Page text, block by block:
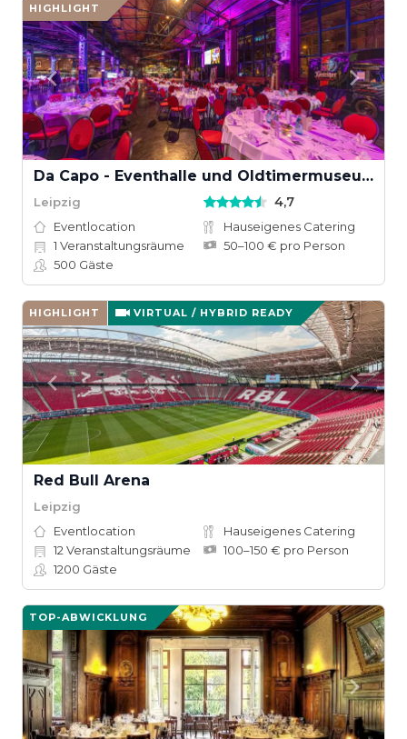
HIGHLIGHT
Da Capo - Eventhalle und Oldtimermuseum
Leipzig 4,7
Eventlocation
Hauseigenes Catering
1 Veranstaltungsräume
50–100 € pro Person
500 Gäste
HIGHLIGHT VIRTUAL / HYBRID READY
Red Bull Arena
Leipzig
Eventlocation
Hauseigenes Catering
12 Veranstaltungsräume
100–150 € pro Person
1200 Gäste
TOP-ABWICKLUNG